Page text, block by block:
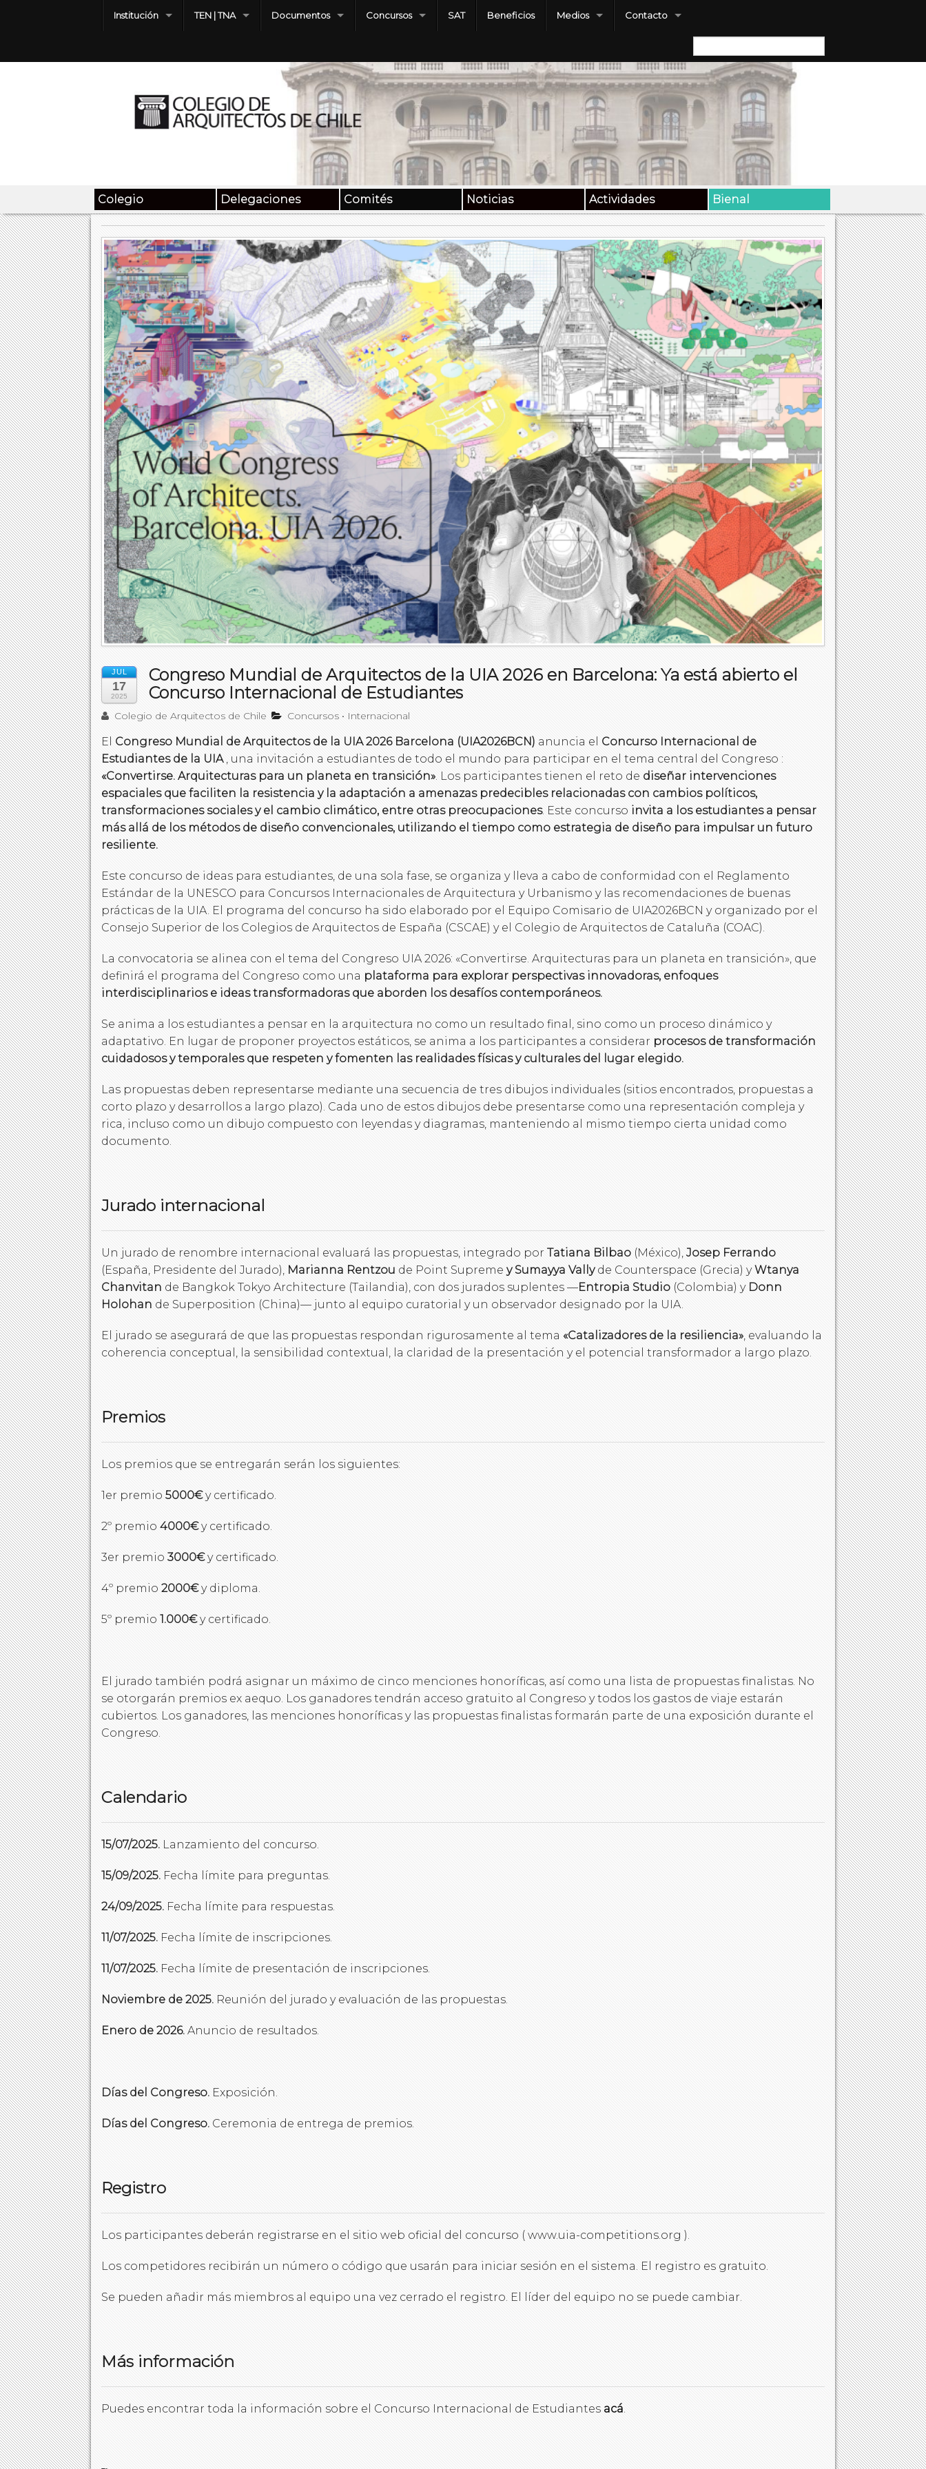
Institución TEN | TNA Documentos Concursos SAT Beneficios Medios Contacto
Buscar:
Colegio Delegaciones Comités Noticias Actividades Bienal
JUL
17
2025
Congreso Mundial de Arquitectos de la UIA 2026 en Barcelona: Ya está abierto el
Concurso Internacional de Estudiantes
Colegio de Arquitectos de Chile Concursos • Internacional
El Congreso Mundial de Arquitectos de la UIA 2026 Barcelona (UIA2026BCN) anuncia el Concurso Internacional de
Estudiantes de la UIA, una invitación a estudiantes de todo el mundo para participar en el tema central del Congreso :
«Convertirse. Arquitecturas para un planeta en transición». Los participantes tienen el reto de diseñar intervenciones
espaciales que faciliten la resistencia y la adaptación a amenazas predecibles relacionadas con cambios políticos,
transformaciones sociales y el cambio climático, entre otras preocupaciones. Este concurso invita a los estudiantes a pensar
más allá de los métodos de diseño convencionales, utilizando el tiempo como estrategia de diseño para impulsar un futuro
resiliente.
Este concurso de ideas para estudiantes, de una sola fase, se organiza y lleva a cabo de conformidad con el Reglamento
Estándar de la UNESCO para Concursos Internacionales de Arquitectura y Urbanismo y las recomendaciones de buenas
prácticas de la UIA. El programa del concurso ha sido elaborado por el Equipo Comisario de UIA2026BCN y organizado por el
Consejo Superior de los Colegios de Arquitectos de España (CSCAE) y el Colegio de Arquitectos de Cataluña (COAC).
La convocatoria se alinea con el tema del Congreso UIA 2026: «Convertirse. Arquitecturas para un planeta en transición», que
definirá el programa del Congreso como una plataforma para explorar perspectivas innovadoras, enfoques
interdisciplinarios e ideas transformadoras que aborden los desafíos contemporáneos.
Se anima a los estudiantes a pensar en la arquitectura no como un resultado final, sino como un proceso dinámico y
adaptativo. En lugar de proponer proyectos estáticos, se anima a los participantes a considerar procesos de transformación
cuidadosos y temporales que respeten y fomenten las realidades físicas y culturales del lugar elegido.
Las propuestas deben representarse mediante una secuencia de tres dibujos individuales (sitios encontrados, propuestas a
corto plazo y desarrollos a largo plazo). Cada uno de estos dibujos debe presentarse como una representación compleja y
rica, incluso como un dibujo compuesto con leyendas y diagramas, manteniendo al mismo tiempo cierta unidad como
documento.
Jurado internacional
Un jurado de renombre internacional evaluará las propuestas, integrado por Tatiana Bilbao (México), Josep Ferrando
(España, Presidente del Jurado), Marianna Rentzou de Point Supreme y Sumayya Vallyde Counterspace (Grecia) yWtanya
Chanvitan de Bangkok Tokyo Architecture (Tailandia), con dos jurados suplentes —Entropia Studio (Colombia) y Donn
Holohan de Superposition (China)— junto al equipo curatorial y un observador designado por la UIA.
El jurado se asegurará de que las propuestas respondan rigurosamente al tema «Catalizadores de la resiliencia», evaluando la
coherencia conceptual, la sensibilidad contextual, la claridad de la presentación y el potencial transformador a largo plazo.
Premios
Los premios que se entregarán serán los siguientes:
1er premio 5000€y certificado.
2º premio 4000€y certificado.
3er premio 3000€y certificado.
4º premio 2000€y diploma.
5º premio 1.000€y certificado.
El jurado también podrá asignar un máximo de cinco menciones honoríficas, así como una lista de propuestas finalistas. No
se otorgarán premios ex aequo. Los ganadores tendrán acceso gratuito al Congreso y todos los gastos de viaje estarán
cubiertos. Los ganadores, las menciones honoríficas y las propuestas finalistas formarán parte de una exposición durante el
Congreso.
Calendario
15/07/2025. Lanzamiento del concurso.
15/09/2025. Fecha límite para preguntas.
24/09/2025. Fecha límite para respuestas.
11/07/2025. Fecha límite de inscripciones.
11/07/2025. Fecha límite de presentación de inscripciones.
Noviembre de 2025. Reunión del jurado y evaluación de las propuestas.
Enero de 2026. Anuncio de resultados.
Días del Congreso. Exposición.
Días del Congreso. Ceremonia de entrega de premios.
Registro
Los participantes deberán registrarse en el sitio web oficial del concurso ( www.uia-competitions.org ).
Los competidores recibirán un número o código que usarán para iniciar sesión en el sistema. El registro es gratuito.
Se pueden añadir más miembros al equipo una vez cerrado el registro. El líder del equipo no se puede cambiar.
Más información
Puedes encontrar toda la información sobre el Concurso Internacional de Estudiantes acá.